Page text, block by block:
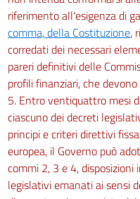
riferimento all'esigenza di
comma, della Costituzione,
corredati dei necessari
pareri definitivi delle
profili finanziari, che
5. Entro ventiquattro mesi
ciascuno dei decreti
principi e criteri direttivi
europea, il Governo può
commi 2, 3 e 4,
legislativi emanati ai sensi